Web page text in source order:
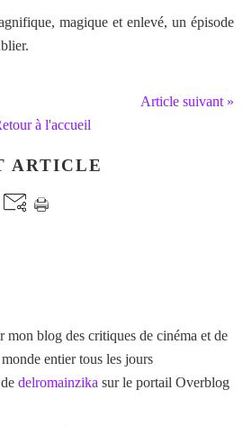
magique et enlevé, un épisode
Article suivant »
à l'accueil
ARTICLE
mon blog des critiques de cinéma et de
entier tous les jours
delromainzika sur le portail Overblog